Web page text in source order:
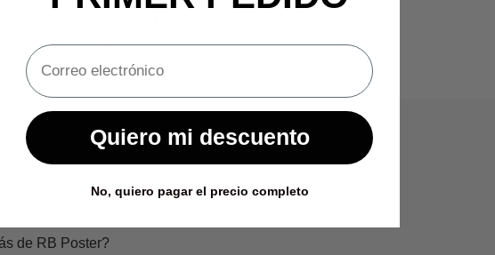
Nosotros tenemos las respuestas.
incluido?
llegar mi pedido?
llega dañado?
de RB Poster?
Quiero mi descuento
No, quiero pagar el precio completo